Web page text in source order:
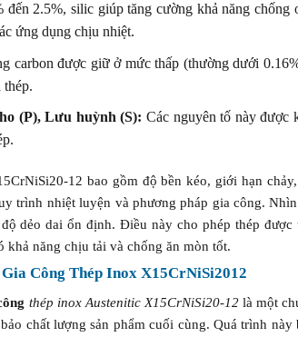
đến 2.5%, silic giúp tăng cường khả năng
ứng dụng chịu nhiệt.
carbon được giữ ở mức thấp (thường dưới
thép.
(P), Lưu huỳnh (S): Các nguyên tố này được
12 bao gồm độ bền kéo, giới hạn
trình nhiệt luyện và phương pháp gia công.
dẻo dai ổn định. Điều này cho phép thép
khả năng chịu tải và chống ăn mòn tốt.
Công Thép Inox X15CrNiSi2012
thép inox Austenitic X15CrNiSi20-12là một
chất lượng sản phẩm cuối cùng. Quá trình